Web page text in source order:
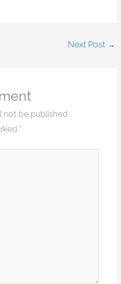
Next Post →
not be published.
*